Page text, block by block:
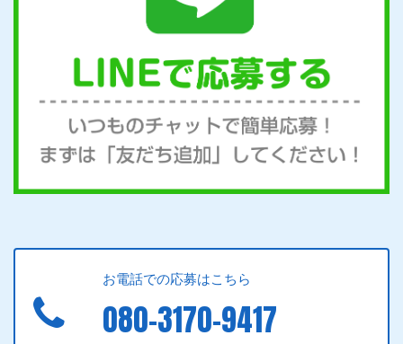
お電話での応募はこちら
080-3170-9417